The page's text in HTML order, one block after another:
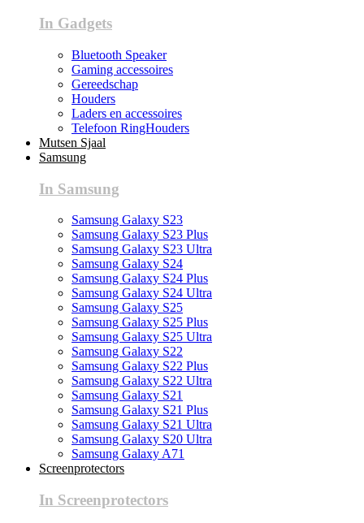
In Gadgets
Bluetooth Speaker
Gaming accessoires
Gereedschap
Houders
Laders en accessoires
Telefoon RingHouders
Mutsen Sjaal
Samsung
In Samsung
Samsung Galaxy S23
Samsung Galaxy S23 Plus
Samsung Galaxy S23 Ultra
Samsung Galaxy S24
Samsung Galaxy S24 Plus
Samsung Galaxy S24 Ultra
Samsung Galaxy S25
Samsung Galaxy S25 Plus
Samsung Galaxy S25 Ultra
Samsung Galaxy S22
Samsung Galaxy S22 Plus
Samsung Galaxy S22 Ultra
Samsung Galaxy S21
Samsung Galaxy S21 Plus
Samsung Galaxy S21 Ultra
Samsung Galaxy S20 Ultra
Samsung Galaxy A71
Screenprotectors
In Screenprotectors